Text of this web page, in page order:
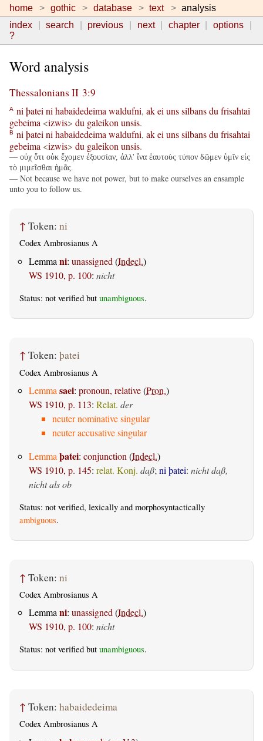
home gothic database text
analysis
index
search previous next chapter
options
?
Word analysis
Thessalonians II 3:9
A ni þatei ni habaidedeima waldufni, akei unssilbansdu frisahtai
gebeima <izwis> du galeikon unsis.
B ni þatei ni habaidedeima waldufni, akei unssilbansdu frisahtai
gebeima <izwis> du galeikon unsis.
— οὐχ ὅτι οὐκ ἔχομεν ἐξουσίαν, ἀλλ' ἵνα ἑαυτοὺς τύπον δῶμεν ὑμῖν εἰς
τὸ μιμεῖσθαι ἡμᾶς.
— Not because we have not power, but to make ourselves an ensample
unto you to follow us.
↑ Token: ni
Codex Ambrosianus A
Lemma ni: unassigned (Indecl.)
WS 1910, p. 100: nicht
Status: not verified but unambiguous.
↑ Token: þatei
Codex Ambrosianus A
Lemma saei: pronoun, relative(Pron.)
WS 1910, p. 113: Relat. der
neuter nominative singular
neuter accusative singular
Lemma þatei: conjunction (Indecl.)
WS 1910, p. 145: relat. Konj. daß; ni þatei: nicht daß,
nicht als ob
Status: not verified, lexically and morphosyntactically
ambiguous.
↑ Token: ni
Codex Ambrosianus A
Lemmani: unassigned(Indecl.)
WS 1910, p. 100: nicht
Status: not verified but unambiguous.
↑ Token: habaidedeima
Codex Ambrosianus A